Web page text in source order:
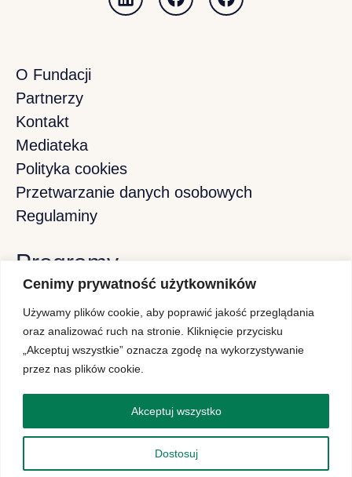
Cenimy prywatność użytkowników
Używamy plików cookie, aby poprawić jakość przeglądania
oraz analizować ruch na stronie. Kliknięcie przycisku
„Akceptuj wszystkie” oznacza zgodę na wykorzystywanie
przez nas plików cookie.
Dostosuj
Akceptuj wszystko
O Fundacji
Partnerzy
Kontakt
Mediateka
Polityka cookies
Przetwarzanie danych osobowych
Regulaminy
Programy
Program Stypendiów Pomostowych
Program Projektor
Polish-American Internship Initiative
Konferencje